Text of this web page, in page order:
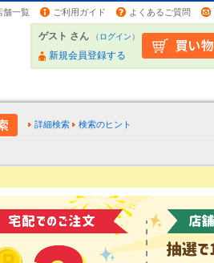
舗一覧 ご利用ガイド よくあるご質問
ゲスト さん （ログイン）
新規会員登録する
詳細検索 検索のヒント